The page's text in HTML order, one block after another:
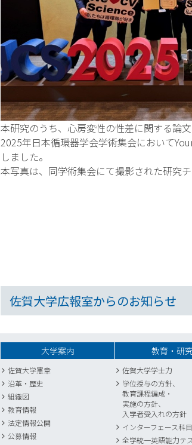
本研究のうち、心房変性の性差に関する論
2025年日本循環器学会学術集会において
しました。
本写真は、同学術集会にて撮影された研究チ
佐賀大学広報室からのお知らせ
大学案内
佐賀大学憲章
沿革・歴史
組織図
教育情報
法定情報公開
公募情報
教育・研
佐賀大学学士力
学位授与の方針、
教育課程編成・
実施の方針、
入学者受入れの方針
インターフェース科目
全学統一英語能力テ